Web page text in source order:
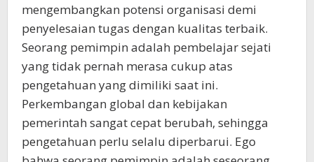
mengembangkan potensi organisasi demi
penyelesaian tugas dengan kualitas terbaik.
Seorang pemimpin adalah pembelajar sejati
yang tidak pernah merasa cukup atas
pengetahuan yang dimiliki saat ini.
Perkembangan global dan kebijakan
pemerintah sangat cepat berubah, sehingga
pengetahuan perlu selalu diperbarui. Ego